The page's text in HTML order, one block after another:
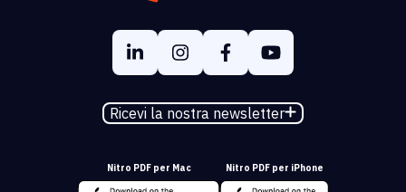
Ricevi la nostra newsletter
Nitro PDF per Mac Nitro PDF per iPhone